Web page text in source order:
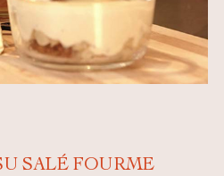
SALÉ FOURME